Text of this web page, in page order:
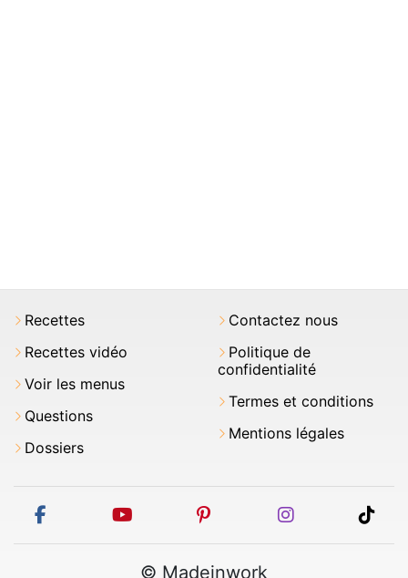
Recettes
Recettes vidéo
Voir les menus
Questions
Dossiers
Contactez nous
Politique de
confidentialité
Termes et conditions
Mentions légales
facebook youtube pinterest instagram
© Madeinwork